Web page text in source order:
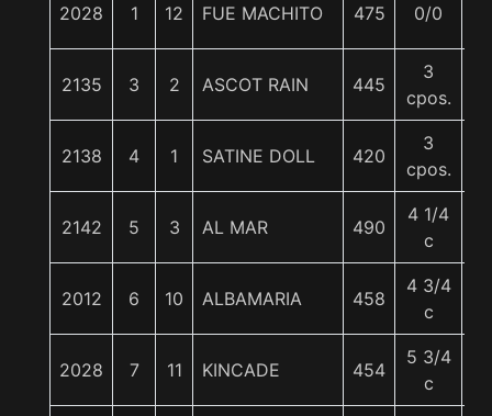
2028 1 12 FUE MACHITO 475 0/0
2135 3 2 ASCOT RAIN 445
3
cpos.
2138 4 1 SATINE DOLL 420
3
cpos.
2142 5 3 AL MAR 490
4 1/4
c
2012 6 10 ALBAMARIA 458
4 3/4
c
2028 7 11 KINCADE 454
5 3/4
c